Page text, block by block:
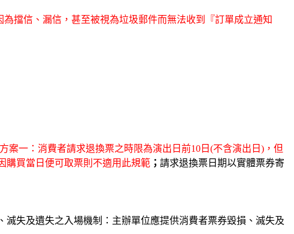
擋信、漏信，甚至被視為垃圾郵件而無法收到『訂單成立通知
案一：消費者請求退換票之時限為演出日前10日(不含演出日)，但
購買當日便可取票則不適用此規範 ； 請求退換票日期以實體票券寄
失及遺失之入場機制：主辦單位應提供消費者票券毀損、滅失及